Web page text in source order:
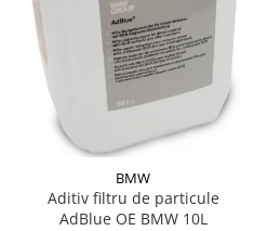
BMW
Aditiv filtru de particule
AdBlue OE BMW 10L